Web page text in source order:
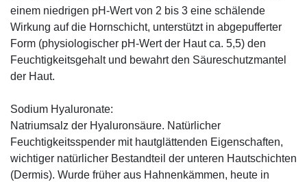
einem niedrigen pH-Wert von 2 bis 3 eine schälende
Wirkung auf die Hornschicht, unterstützt in abgepufferter
Form (physiologischer pH-Wert der Haut ca. 5,5) den
Feuchtigkeitsgehalt und bewahrt den Säureschutzmantel
der Haut.
Sodium Hyaluronate:
Natriumsalz der Hyaluronsäure. Natürlicher
Feuchtigkeitsspender mit hautglättenden Eigenschaften,
wichtiger natürlicher Bestandteil der unteren Hautschichten
(Dermis). Wurde früher aus Hahnenkämmen, heute in